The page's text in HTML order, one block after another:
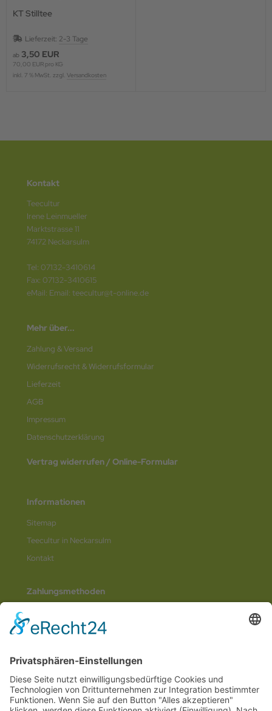
KT Stilltee
Lieferzeit: 2-3 Tage
ab 3,50 EUR
70,00 EUR pro KG
inkl. 7 % MwSt. zzgl. Versandkosten
Kontakt
Teecultur
Irene Leinmueller
Marktstrasse 11
74172 Neckarsulm
Tel: 07132-3410614
Fax: 07132-3410615
eMail: Email: teecultur@t-online.de
Mehr über...
Zahlung & Versand
Widerrufsrecht & Widerrufsformular
Lieferzeit
AGB
Impressum
Datenschutz­erklärung
Vertrag widerrufen / Online-Formular
Informationen
Sitemap
Teecultur in Neckarsulm
Kontakt
Zahlungsmethoden
Social Media